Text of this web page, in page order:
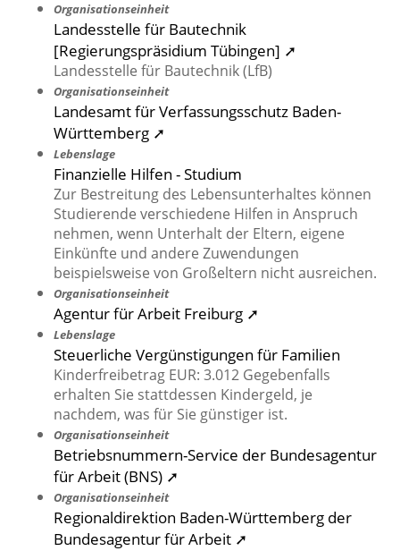
Organisationseinheit
Landesstelle für Bautechnik
[Regierungspräsidium Tübingen] ➚
Landesstelle für Bautechnik (LfB)
Organisationseinheit
Landesamt für Verfassungsschutz Baden-
Württemberg ➚
Lebenslage
Finanzielle Hilfen - Studium
Zur Bestreitung des Lebensunterhaltes können
Studierende verschiedene Hilfen in Anspruch
nehmen, wenn Unterhalt der Eltern, eigene
Einkünfte und andere Zuwendungen
beispielsweise von Großeltern nicht ausreichen.
Organisationseinheit
Agentur für Arbeit Freiburg ➚
Lebenslage
Steuerliche Vergünstigungen für Familien
Kinderfreibetrag EUR: 3.012 Gegebenfalls
erhalten Sie stattdessen Kindergeld, je
nachdem, was für Sie günstiger ist.
Organisationseinheit
Betriebsnummern-Service der Bundesagentur
für Arbeit (BNS) ➚
Organisationseinheit
Regionaldirektion Baden-Württemberg der
Bundesagentur für Arbeit ➚